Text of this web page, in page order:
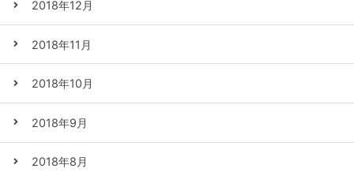
2018年12月
2018年11月
2018年10月
2018年9月
2018年8月